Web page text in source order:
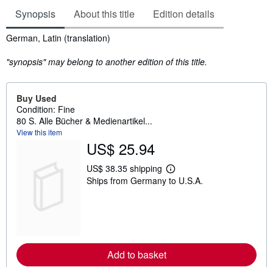
Synopsis About this title Edition details
Synopsis
German, Latin (translation)
"synopsis" may belong to another edition of this title.
Buy Used
Condition: Fine
80 S. Alle Bücher & Medienartikel...
View this item
US$ 25.94
US$ 38.35 shipping
L
e
e
Ships from Germany to U.S.A.
Add to basket